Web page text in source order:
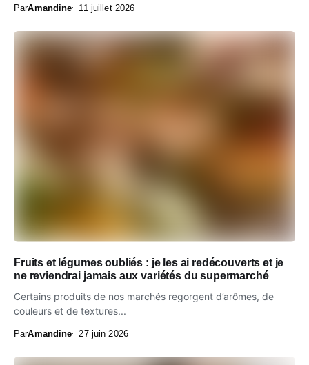
ParAmandine 11 juillet 2026
Fruits et légumes oubliés : je les ai redécouverts et je
ne reviendrai jamais aux variétés du supermarché
Certains produits de nos marchés regorgent d’arômes, de
couleurs et de textures...
ParAmandine 27 juin 2026